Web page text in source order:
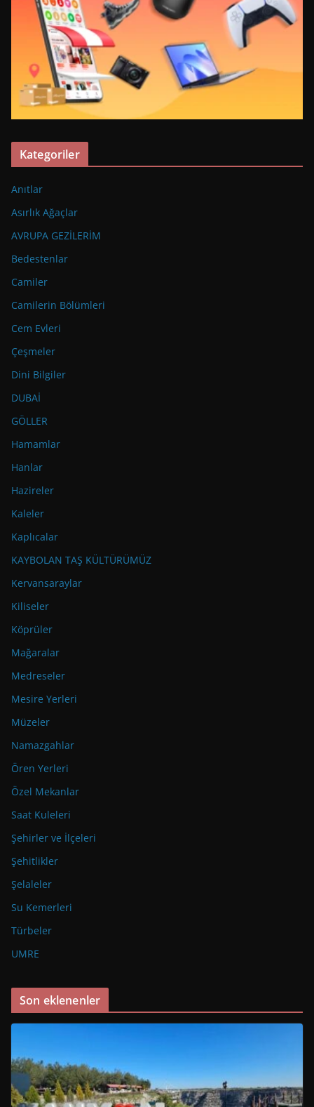
Kategoriler
Anıtlar
Asırlık Ağaçlar
AVRUPA GEZİLERİM
Bedestenlar
Camiler
Camilerin Bölümleri
Cem Evleri
Çeşmeler
Dini Bilgiler
DUBAİ
GÖLLER
Hamamlar
Hanlar
Hazireler
Kaleler
Kaplıcalar
KAYBOLAN TAŞ KÜLTÜRÜMÜZ
Kervansaraylar
Kiliseler
Köprüler
Mağaralar
Medreseler
Mesire Yerleri
Müzeler
Namazgahlar
Ören Yerleri
Özel Mekanlar
Saat Kuleleri
Şehirler ve İlçeleri
Şehitlikler
Şelaleler
Su Kemerleri
Türbeler
UMRE
Son eklenenler